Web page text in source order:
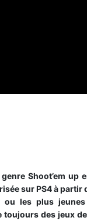
Shoot’em up
sur PS4 à partir
les plus jeunes
des jeux de